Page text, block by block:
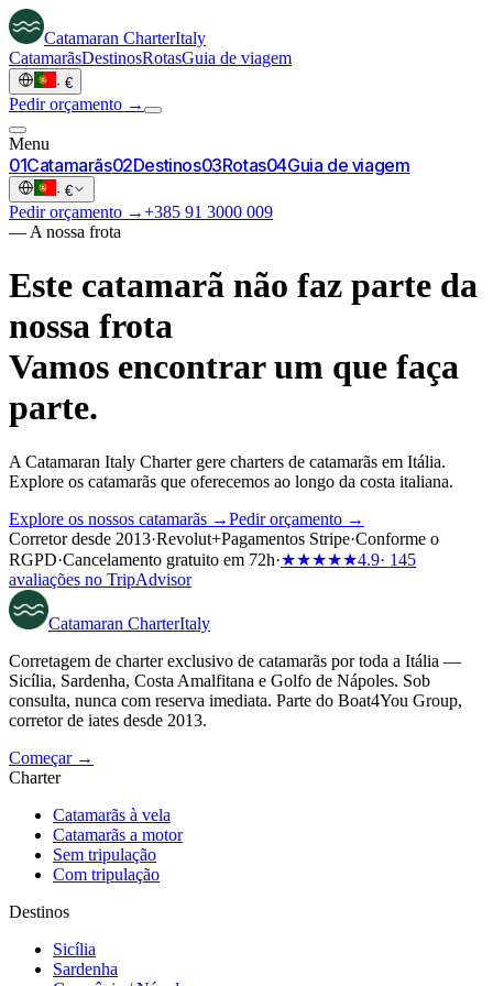
Catamaran CharterItaly
CatamarãsDestinosRotasGuia de viagem
· €
Pedir orçamento →
Menu
01Catamarãs02Destinos03Rotas04Guia de viagem
· €
Pedir orçamento →+385 91 3000 009
— A nossa frota
Este catamarã não faz parte da
nossa frota
Vamos encontrar um que faça
parte.
A Catamaran Italy Charter gere charters de catamarãs em Itália.
Explore os catamarãs que oferecemos ao longo da costa italiana.
Explore os nossos catamarãs →Pedir orçamento →
Corretor desde 2013·Revolut+Pagamentos Stripe·Conforme o
RGPD·Cancelamento gratuito em 72h·★★★★★4.9· 145
avaliações no TripAdvisor
Catamaran CharterItaly
Corretagem de charter exclusivo de catamarãs por toda a Itália —
Sicília, Sardenha, Costa Amalfitana e Golfo de Nápoles. Sob
consulta, nunca com reserva imediata. Parte do Boat4You Group,
corretor de iates desde 2013.
Começar →
Charter
Catamarãs à vela
Catamarãs a motor
Sem tripulação
Com tripulação
Destinos
Sicília
Sardenha